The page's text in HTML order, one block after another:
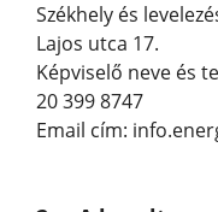
Székhely és
Lajos utca 17.
Képviselő neve és
20 399 8747
Email cím: